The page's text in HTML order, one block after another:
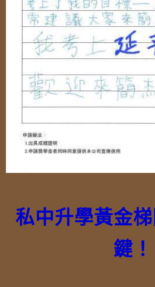
私中升學黃金
鍵！